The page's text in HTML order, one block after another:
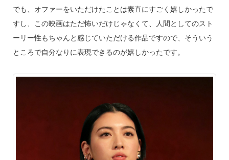
でも、オファーをいただけたことは素直にすごく嬉しかったで
すし、この映画はただ怖いだけじゃなくて、人間としてのスト
ーリー性もちゃんと感じていただける作品ですので、そういう
ところで自分なりに表現できるのが嬉しかったです。